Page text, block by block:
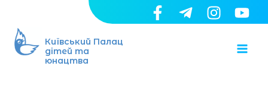
вмісту
Київський Палац
дітей та
юнацтва